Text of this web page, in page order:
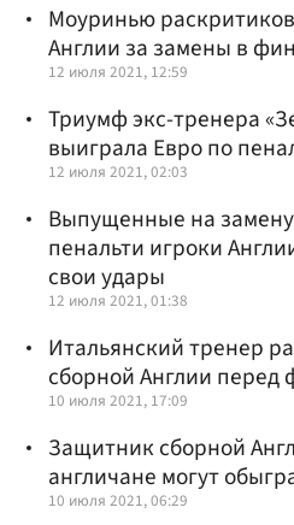
Моуринью
Англии за замены в
12 июля 2021, 12:59
Триумф экс-тренера
выиграла Евро по
12 июля 2021, 02:03
Выпущенные на
пенальти игроки
свои удары
12 июля 2021, 01:38
Итальянский тренер
сборной Англии перед
10 июля 2021, 17:09
Защитник сборной
англичане могут
10 июля 2021, 06:29